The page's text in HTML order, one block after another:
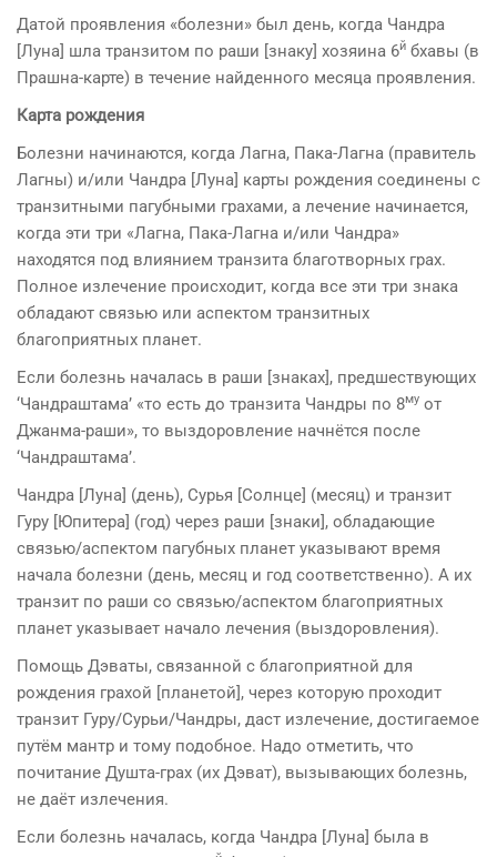
Датой проявления «болезни» был день, когда Чандра
[Луна] шла транзитом по раши [знаку] хозяина 6й бхавы (в
Прашна-карте) в течение найденного месяца проявления.
Карта рождения
Болезни начинаются, когда Лагна, Пака-Лагна (правитель
Лагны) и/или Чандра [Луна] карты рождения соединены с
транзитными пагубными грахами, а лечение начинается,
когда эти три «Лагна, Пака-Лагна и/или Чандра»
находятся под влиянием транзита благотворных грах.
Полное излечение происходит, когда все эти три знака
обладают связью или аспектом транзитных
благоприятных планет.
Если болезнь началась в раши [знаках], предшествующих
‘Чандраштама’ «то есть до транзита Чандры по 8му от
Джанма-раши», то выздоровление начнётся после
‘Чандраштама’.
Чандра [Луна] (день), Сурья [Солнце] (месяц) и транзит
Гуру [Юпитера] (год) через раши [знаки], обладающие
связью/аспектом пагубных планет указывают время
начала болезни (день, месяц и год соответственно). А их
транзит по раши со связью/аспектом благоприятных
планет указывает начало лечения (выздоровления).
Помощь Дэваты, связанной с благоприятной для
рождения грахой [планетой], через которую проходит
транзит Гуру/Сурьи/Чандры, даст излечение, достигаемое
путём мантр и тому подобное. Надо отметить, что
почитание Душта-грах (их Дэват), вызывающих болезнь,
не даёт излечения.
Если болезнь началась, когда Чандра [Луна] была в